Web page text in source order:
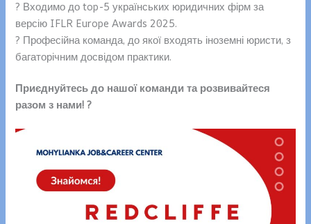
? Входимо до top-5 українських юридичних фірм за
версію IFLR Europe Awards 2025.
? Професійна команда, до якої входять іноземні юристи, з
багаторічним досвідом практики.
Приєднуйтесь до нашої команди та розвивайтеся
разом з нами! ?